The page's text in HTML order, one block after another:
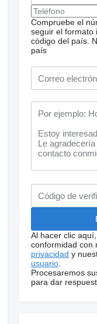
Compruebe el
seguir el formato
código del país.
país
Al hacer clic
conformidad con
privacidad y
usuario
Procesaremos
para dar